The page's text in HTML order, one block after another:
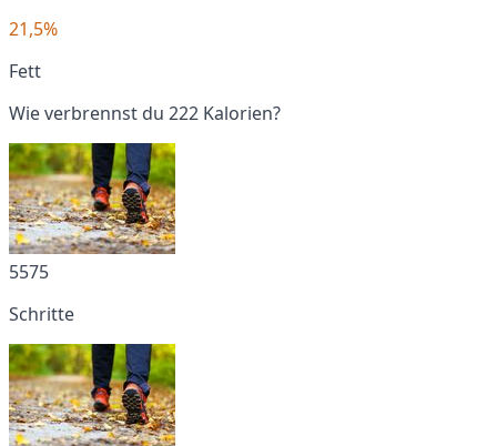
21,5%
Fett
Wie verbrennst du 222 Kalorien?
5575
Schritte